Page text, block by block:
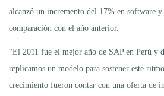
alcanzó un incremento del 17% en software y
comparación con el año anterior.
“El 2011 fue el mejor año de SAP en Perú y
replicamos un modelo para sostener este
crecimiento fueron contar con una oferta de